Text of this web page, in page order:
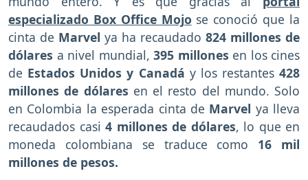
especializado Box Office Mojo se conoció que la
cinta de Marvel ya ha recaudado 824 millones de
dólares a nivel mundial, 395 millones en los cines
de Estados Unidos y Canadá y los restantes428
millones de dólares en el resto del mundo. Solo
en Colombia la esperada cinta de Marvel ya lleva
recaudados casi 4 millones de dólares, lo que en
moneda colombiana se traduce como 16 mil
millones de pesos.